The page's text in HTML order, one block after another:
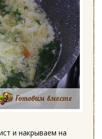
и накрываем на